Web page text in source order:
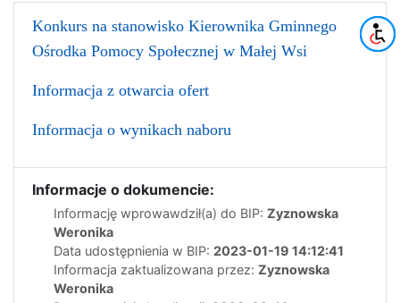
Konkurs na stanowisko Kierownika Gminnego
Ośrodka Pomocy Społecznej w Małej Wsi
Informacja z otwarcia ofert
Informacja o wynikach naboru
Informacje o dokumencie:
Informację wprowawdził(a) do BIP: Zyznowska
Weronika
Data udostępnienia w BIP: 2023-01-19 14:12:41
Informacja zaktualizowana przez: Zyznowska
Weronika